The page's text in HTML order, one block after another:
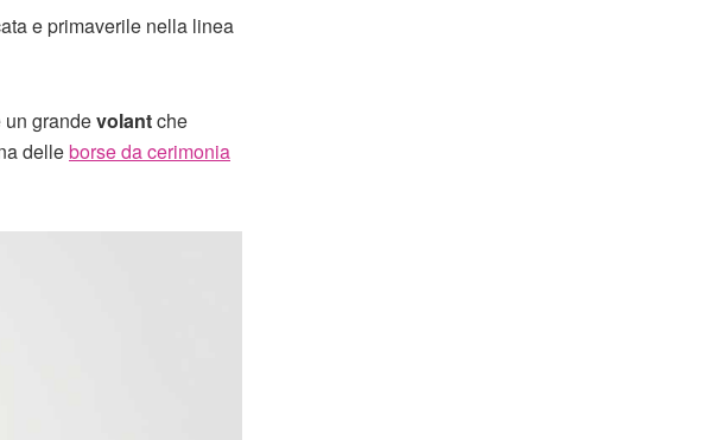
e primaverile nella linea
grandevolantche
delleborse da cerimonia